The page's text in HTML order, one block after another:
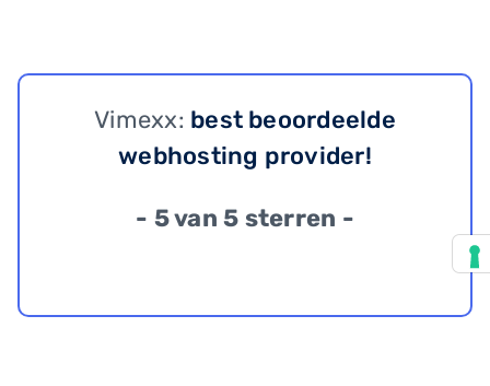
Vimexx: best beoordeelde
webhosting provider!
- 5 van 5 sterren -